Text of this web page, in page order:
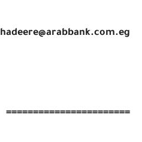
hadeere@arabbank.com.eg
=======================